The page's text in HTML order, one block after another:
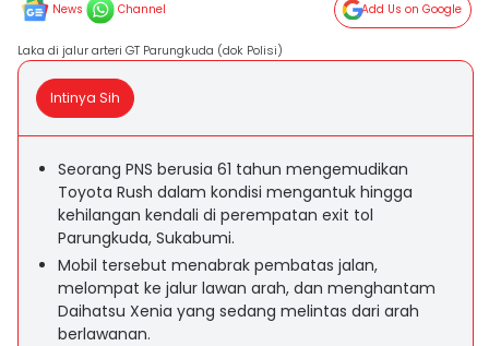
News Channel Add Us on Google
Laka di jalur arteri GT Parungkuda (dok Polisi)
Intinya Sih
Seorang PNS berusia 61 tahun mengemudikan
Toyota Rush dalam kondisi mengantuk hingga
kehilangan kendali di perempatan exit tol
Parungkuda, Sukabumi.
Mobil tersebut menabrak pembatas jalan,
melompat ke jalur lawan arah, dan menghantam
Daihatsu Xenia yang sedang melintas dari arah
berlawanan.